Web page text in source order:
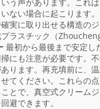
ない場合に起こります
実に取り出せる構造の
ラスチック（
最初から最後まで安定し
にも注意が必要です。
ります。再充填前に、
てください。これらの
とで、真空式クリーム
避できます。